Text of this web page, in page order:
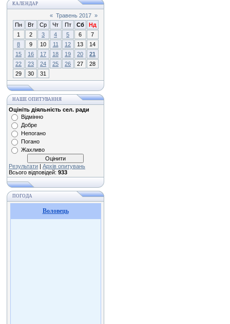
КАЛЕНДАР
« Травень 2017 »
Пн
Вт Ср Чт Пт Сб
Нд
1
2 3 4 5 6
7
8
9 10 11 12 13
14
15
16 17 18 19 20
21
22
23 24 25 26 27
28
29
30 31
НАШЕ ОПИТУВАННЯ
Оцініть діяльність сел. ради
Відмінно
Добре
Непогано
Погано
Жахливо
Результати | Архів опитувань
Всього відповідей: 933
ПОГОДА
Воловець